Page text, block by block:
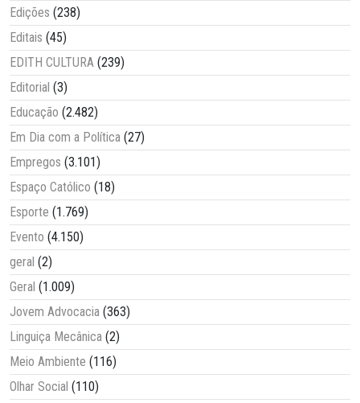
Edições (238)
Editais (45)
EDITH CULTURA (239)
Editorial (3)
Educação (2.482)
Em Dia com a Política (27)
Empregos (3.101)
Espaço Católico (18)
Esporte (1.769)
Evento (4.150)
geral (2)
Geral (1.009)
Jovem Advocacia (363)
Linguiça Mecânica (2)
Meio Ambiente (116)
Olhar Social (110)